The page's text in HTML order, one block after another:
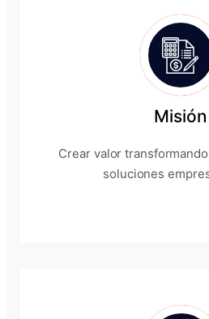
Misión
Crear valor
soluciones